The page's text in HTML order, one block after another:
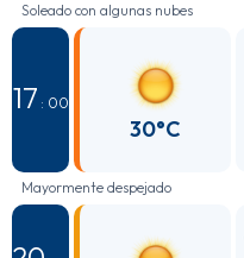
Soleado con algunas nubes
17 : 00
30°C
Mayormente despejado